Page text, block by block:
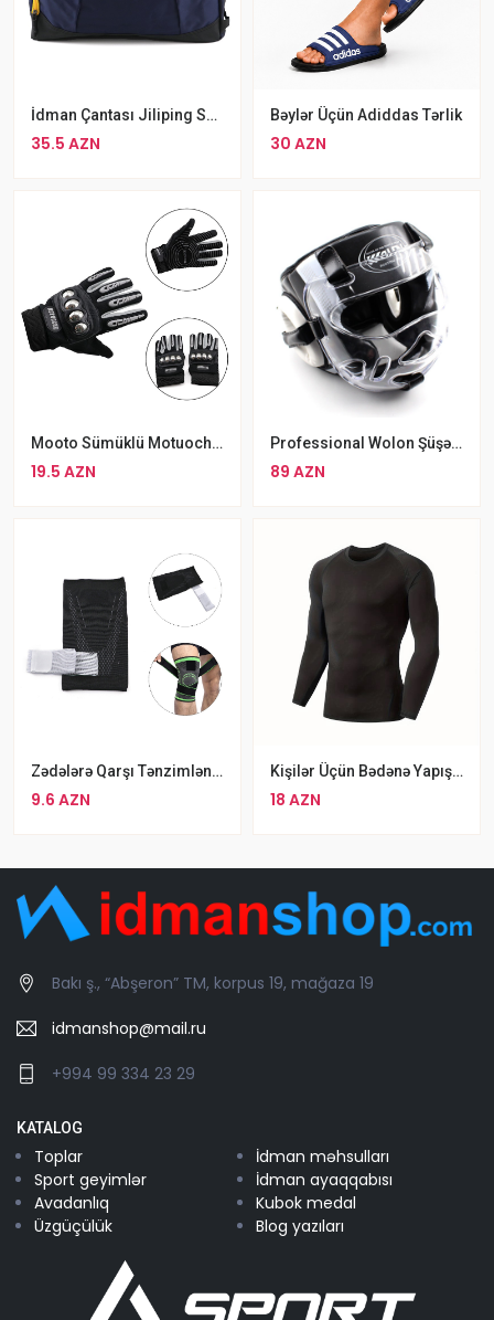
İdman Çantası Jiliping Suya Davamlı Çanta Sport Göy
35.5 AZN
Bəylər Üçün Adiddas Tərlik
30 AZN
Mooto Sümüklü Motuoche Motosiklet Velosiped Əlcəyi
19.5 AZN
Professional Wolon Şüşəli MMA Boks Dəbilqəsi Böyüklər Üçün Qoruyucu Baş Geyimi
89 AZN
Zədələrə Qarşı Tənzimlənən Qoruyucu Ortopedik Tibbi Dizlik
9.6 AZN
Kişilər Üçün Bədənə Yapışan Uzunqol Atletik Lasin Köynək
18 AZN
Bakı ş., “Abşeron” TM, korpus 19, mağaza 19
idmanshop@mail.ru
+994 99 334 23 29
KATALOG
Toplar
İdman məhsulları
Sport geyimlər
İdman ayaqqabısı
Avadanlıq
Kubok medal
Üzgüçülük
Blog yazıları